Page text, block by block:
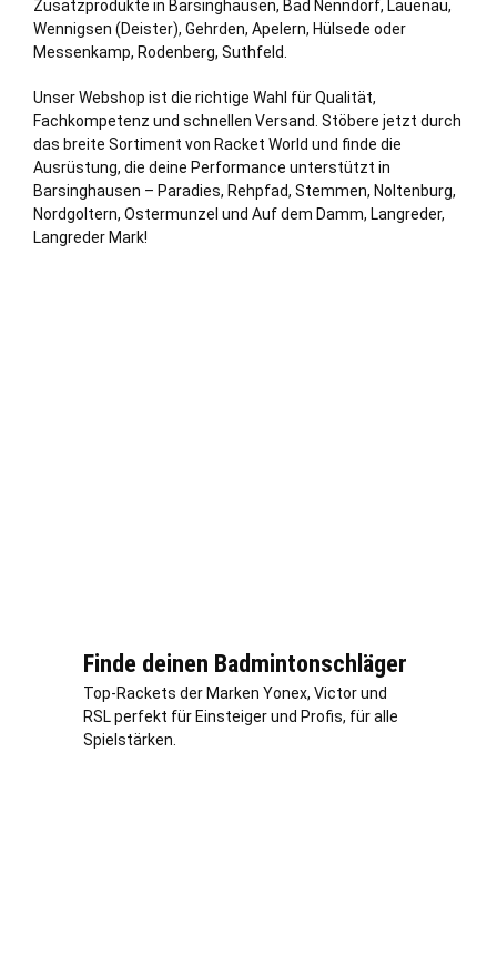
Zusatzprodukte in Barsinghausen, Bad Nenndorf, Lauenau,
Wennigsen (Deister), Gehrden, Apelern, Hülsede oder
Messenkamp, Rodenberg, Suthfeld.
Unser Webshop ist die richtige Wahl für Qualität,
Fachkompetenz und schnellen Versand. Stöbere jetzt durch
das breite Sortiment von Racket World und finde die
Ausrüstung, die deine Performance unterstützt in
Barsinghausen – Paradies, Rehpfad, Stemmen, Noltenburg,
Nordgoltern, Ostermunzel und Auf dem Damm, Langreder,
Langreder Mark!
Finde deinen Badmintonschläger
Top-Rackets der Marken Yonex, Victor und
RSL perfekt für Einsteiger und Profis, für alle
Spielstärken.